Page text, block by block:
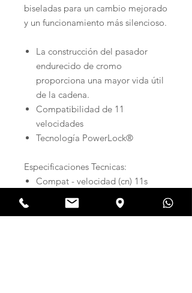
biseladas para un cambio mejorado
y un funcionamiento más silencioso.
La construcción del pasador
endurecido de cromo
proporciona una mayor vida útil
de la cadena.
Compatibilidad de 11
velocidades
Tecnología PowerLock®
Especificaciones Tecnicas:
Compat - velocidad (cn) 11s
Longitud de cadena (enlaces)
102 enlaces, 104 enlaces, 106